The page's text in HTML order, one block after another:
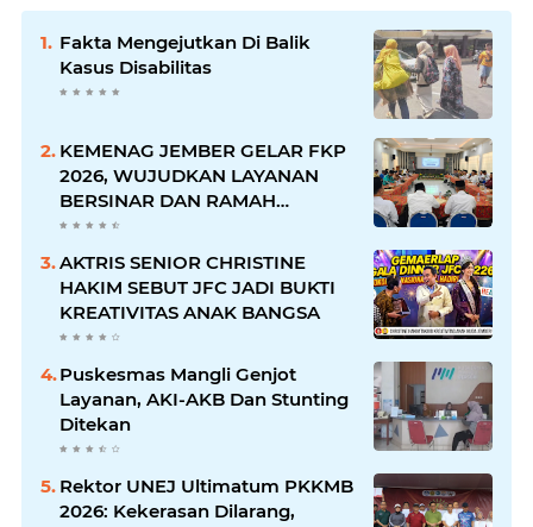
Fakta Mengejutkan Di Balik
Kasus Disabilitas
KEMENAG JEMBER GELAR FKP
2026, WUJUDKAN LAYANAN
BERSINAR DAN RAMAH
DISABILITAS
AKTRIS SENIOR CHRISTINE
HAKIM SEBUT JFC JADI BUKTI
KREATIVITAS ANAK BANGSA
Puskesmas Mangli Genjot
Layanan, AKI-AKB Dan Stunting
Ditekan
Rektor UNEJ Ultimatum PKKMB
2026: Kekerasan Dilarang,